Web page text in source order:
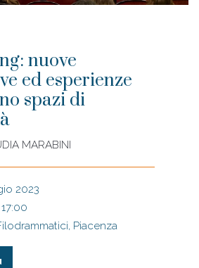
nuove
ed esperienze
spazi di
MARABINI
2023
Piacenza